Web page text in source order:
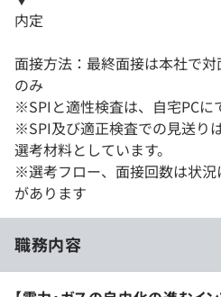
内定
面接方法：最終面接は本社で
のみ
※SPIと適性検査は、自宅PCに
※SPI及び適正検査での見送り
選考材料としています。
※選考フロー、面接回数は状
があります
職務内容